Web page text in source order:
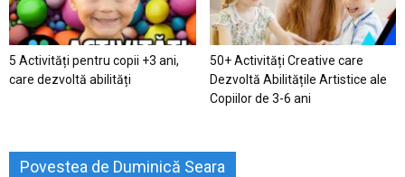
5 Activități pentru copii +3 ani,
care dezvoltă abilități
50+ Activități Creative care
Dezvoltă Abilitățile Artistice ale
Copiilor de 3-6 ani
Povestea de Duminică Seara